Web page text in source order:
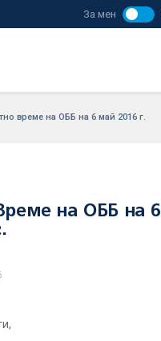
За мен
време на ОББ на 6 май 2016 г.
на ОББ на 6